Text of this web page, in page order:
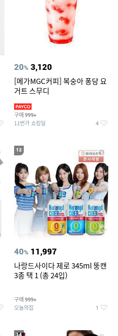
20% 3,120
[메가MGC커피] 복숭아 퐁당 요
거트 스무디
구매 999+
11번가 쇼킹딜 4
12
40% 11,997
나랑드사이다 제로 345ml 뚱캔
3종 택 1 (총 24입)
구매 999+
오늘의집 1
14